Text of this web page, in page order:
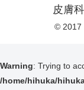
皮膚
© 2017
Warning: Trying to
/home/hihuka/